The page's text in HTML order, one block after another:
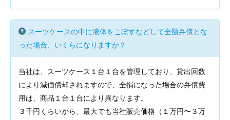
スーツケースの中に液体をこぼすなどして全額弁償とな
った場合、いくらになりますか？
当社は、スーツケース１台１台を管理しており、貸出回数
により減価償却されますので、全損になった場合の弁償費
用は、商品１台１台により異なります。
３千円くらいから、最大でも当社販売価格（１万円〜３万